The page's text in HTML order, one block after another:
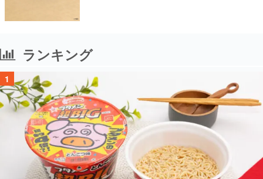
ランキング
1